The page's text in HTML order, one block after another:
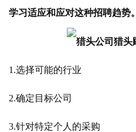
学习适应和应对这种招聘趋势。
1.选择可能的行业
2.确定目标公司
3.针对特定个人的采购